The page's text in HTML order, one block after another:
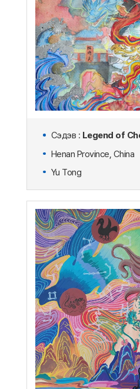
Сэдэв : Legend of
Henan Province, China
Yu Tong